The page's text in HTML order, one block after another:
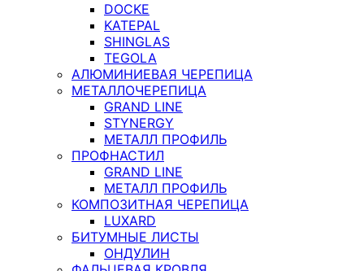
DOCKE
KATEPAL
SHINGLAS
TEGOLA
АЛЮМИНИЕВАЯ ЧЕРЕПИЦА
МЕТАЛЛОЧЕРЕПИЦА
GRAND LINE
STYNERGY
МЕТАЛЛ ПРОФИЛЬ
ПРОФНАСТИЛ
GRAND LINE
МЕТАЛЛ ПРОФИЛЬ
КОМПОЗИТНАЯ ЧЕРЕПИЦА
LUXARD
БИТУМНЫЕ ЛИСТЫ
ОНДУЛИН